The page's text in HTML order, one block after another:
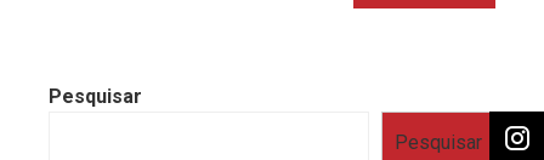
Pesquisar
Pesquisar